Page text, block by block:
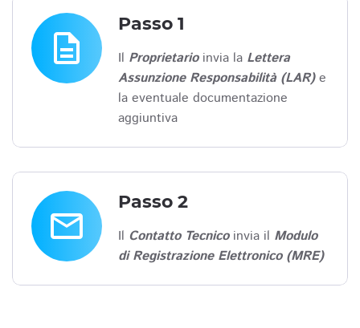
description
Passo 1
Il Proprietarioinvia la Lettera
Assunzione Responsabilità (LAR)e
la eventuale documentazione
aggiuntiva
email
Passo 2
Il Contatto Tecnicoinvia il Modulo
di Registrazione Elettronico (MRE)